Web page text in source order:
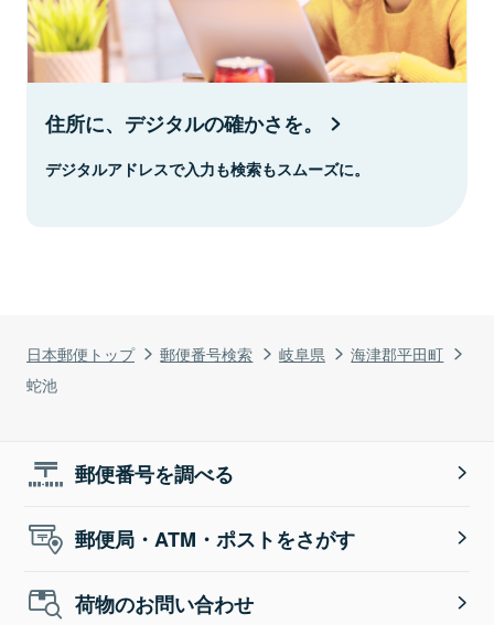
日本郵便トップ 郵便番号検索 岐阜県
海津郡平田町
蛇池
住所に、デジタルの確かさを。
デジタルアドレスで入力も検索もスムーズに。
郵便番号を調べる
郵便局・ATM・ポストをさがす
荷物のお問い合わせ